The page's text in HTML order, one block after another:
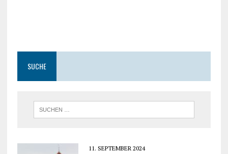
SUCHE
11. SEPTEMBER 2024